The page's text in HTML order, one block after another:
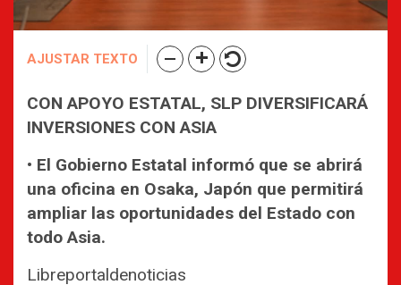
AJUSTAR TEXTO
CON APOYO ESTATAL, SLP DIVERSIFICARÁ
INVERSIONES CON ASIA
• El Gobierno Estatal informó que se abrirá
una oficina en Osaka, Japón que permitirá
ampliar las oportunidades del Estado con
todo Asia.
Libreportaldenoticias